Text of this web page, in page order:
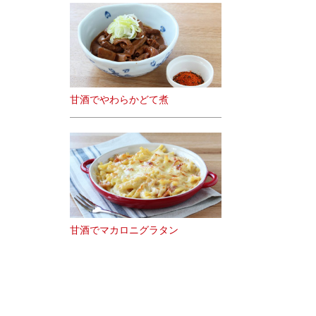
甘酒でやわらかどて煮
甘酒でマカロニグラタン